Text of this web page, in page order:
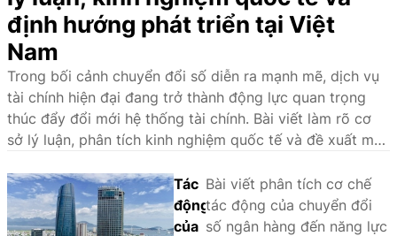
định hướng phát triển tại Việt
Nam
Trong bối cảnh chuyển đổi số diễn ra mạnh mẽ, dịch vụ
tài chính hiện đại đang trở thành động lực quan trọng
thúc đẩy đổi mới hệ thống tài chính. Bài viết làm rõ cơ
sở lý luận, phân tích kinh nghiệm quốc tế và đề xuất một
chính hiện đại tại Việt Nam.
Tác
động
của
Bài viết phân tích cơ chế
tác động của chuyển đổi
số ngân hàng đến năng lực